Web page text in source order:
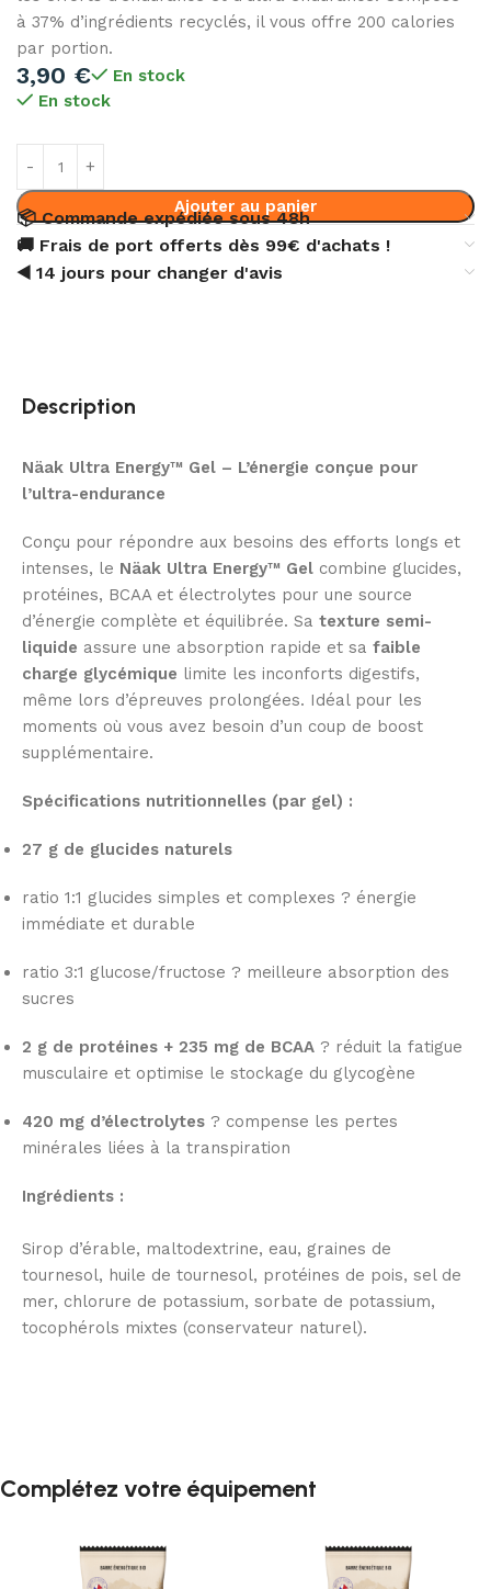
à 37% d’ingrédients recyclés, il vous offre 200 calories
par portion.
3,90 €
En stock
En stock
Ajouter au panier
📦 Commande expédiée sous 48h
🚚 Frais de port offerts dès 99€ d'achats !
◀️ 14 jours pour changer d'avis
Description
Näak Ultra Energy™ Gel – L’énergie conçue pour
l’ultra-endurance
Conçu pour répondre aux besoins des efforts longs et
intenses, le Näak Ultra Energy™ Gel combine glucides,
protéines, BCAA et électrolytes pour une source
d’énergie complète et équilibrée. Sa texture semi-
liquide assure une absorption rapide et sa faible
charge glycémique limite les inconforts digestifs,
même lors d’épreuves prolongées. Idéal pour les
moments où vous avez besoin d’un coup de boost
supplémentaire.
Spécifications nutritionnelles (par gel) :
27 g de glucides naturels
ratio 1:1 glucides simples et complexes ? énergie
immédiate et durable
ratio 3:1 glucose/fructose ? meilleure absorption des
sucres
2 g de protéines + 235 mg de BCAA ? réduit la fatigue
musculaire et optimise le stockage du glycogène
420 mg d’électrolytes ? compense les pertes
minérales liées à la transpiration
Ingrédients :
Sirop d’érable, maltodextrine, eau, graines de
tournesol, huile de tournesol, protéines de pois, sel de
mer, chlorure de potassium, sorbate de potassium,
tocophérols mixtes (conservateur naturel).
Complétez votre équipement